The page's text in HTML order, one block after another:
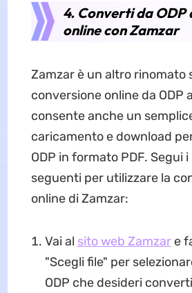
4. Converti da ODP
online con Zamzar
Zamzar è un altro rinomato
conversione online da ODP
consente anche un
caricamento e download
ODP in formato PDF. Segui
seguenti per utilizzare la
online di Zamzar:
Vai al sito web Zamzare
"Scegli file" per
ODP che desideri